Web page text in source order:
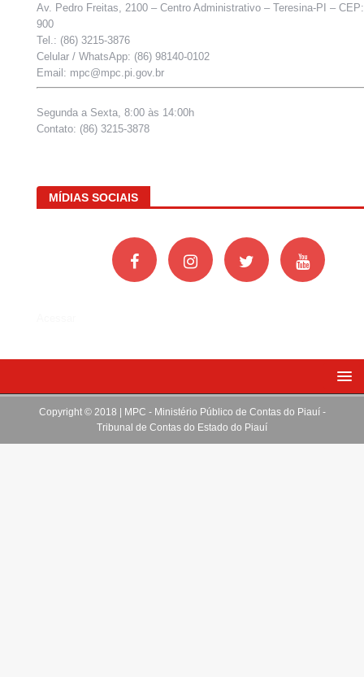
Av. Pedro Freitas, 2100 – Centro Administrativo – Teresina-PI –
900
Tel.: (86) 3215-3876
Celular / WhatsApp: (86) 98140-0102
Email: mpc@mpc.pi.gov.br
Segunda a Sexta, 8:00 às 14:00h
Contato: (86) 3215-3878
MÍDIAS SOCIAIS
Copyright © 2018 | MPC - Ministério Público de Contas do Piauí -
Tribunal de Contas do Estado do Piauí